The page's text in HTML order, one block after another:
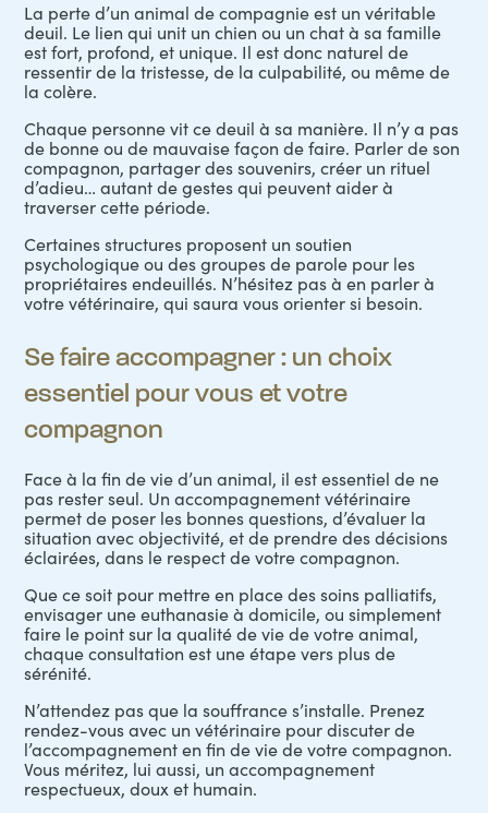
La perte d’un animal de compagnie est un véritable
deuil. Le lien qui unit un chien ou un chat à sa famille
est fort, profond, et unique. Il est donc naturel de
ressentir de la tristesse, de la culpabilité, ou même de
la colère.
Chaque personne vit ce deuil à sa manière. Il n’y a pas
de bonne ou de mauvaise façon de faire. Parler de son
compagnon, partager des souvenirs, créer un rituel
d’adieu… autant de gestes qui peuvent aider à
traverser cette période.
Certaines structures proposent un soutien
psychologique ou des groupes de parole pour les
propriétaires endeuillés. N’hésitez pas à en parler à
votre vétérinaire, qui saura vous orienter si besoin.
Se faire accompagner : un choix
essentiel pour vous et votre
compagnon
Face à la fin de vie d’un animal, il est essentiel de ne
pas rester seul. Un accompagnement vétérinaire
permet de poser les bonnes questions, d’évaluer la
situation avec objectivité, et de prendre des décisions
éclairées, dans le respect de votre compagnon.
Que ce soit pour mettre en place des soins palliatifs,
envisager une euthanasie à domicile, ou simplement
faire le point sur la qualité de vie de votre animal,
chaque consultation est une étape vers plus de
sérénité.
N’attendez pas que la souffrance s’installe. Prenez
rendez-vous avec un vétérinaire pour discuter de
l’accompagnement en fin de vie de votre compagnon.
Vous méritez, lui aussi, un accompagnement
respectueux, doux et humain.